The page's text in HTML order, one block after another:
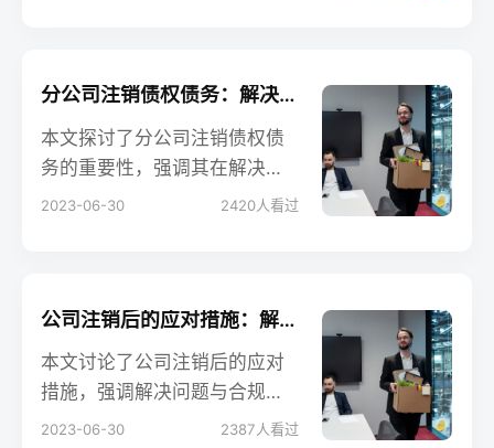
经营活动产生重要影响。文章
的法律程序、申请材料和注意
事项，并强调注销对财务状
况、税务和合规等方面的影
分公司注销债权债务：解决财务义务与风险的关键步骤
本文探讨了分公司注销债权债
务的重要性，强调其在解决企
业财务义务和降低风险方面的
处理问题。文章将分析分公司
项和影响，并强调合规性和清
晰的沟通对解决债权债务的重
要性。深入了解分公司注销债
2023-06-30 2420人看过
公司注销后的应对措施：解决问题与合规处理的关键步骤
本文讨论了公司注销后的应对
措施，强调解决问题与合规处
理的关键步骤。公司注销后可
2023-06-30 2387 人看过